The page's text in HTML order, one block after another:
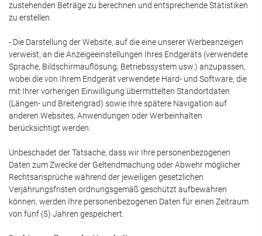
zustehenden Beträge zu berechnen und entsprechende Statistiken
zu erstellen.
- Die Darstellung der Website, auf die eine unserer Werbeanzeigen
verweist, an die Anzeigeeinstellungen Ihres Endgeräts (verwendete
Sprache, Bildschirmauflösung, Betriebssystem usw.) anzupassen,
wobei die von Ihrem Endgerät verwendete Hard- und Software, die
mit Ihrer vorherigen Einwilligung übermittelten Standortdaten
(Längen- und Breitengrad) sowie Ihre spätere Navigation auf
anderen Websites, Anwendungen oder Werbeinhalten
berücksichtigt werden.
Unbeschadet der Tatsache, dass wir Ihre personenbezogenen
Daten zum Zwecke der Geltendmachung oder Abwehr möglicher
Rechtsansprüche während der jeweiligen gesetzlichen
Verjährungsfristen ordnungsgemäß geschützt aufbewahren
können, werden Ihre personenbezogenen Daten für einen Zeitraum
von fünf (5) Jahren gespeichert.